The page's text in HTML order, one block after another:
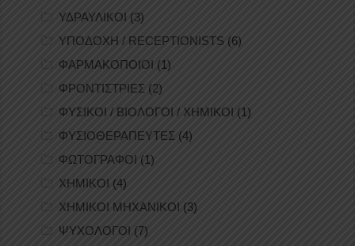
ΥΔΡΑΥΛΙΚΟΙ (3)
ΥΠΟΔΟΧΗ / RECEPTIONISTS (6)
ΦΑΡΜΑΚΟΠΟΙΟΙ (1)
ΦΡΟΝΤΙΣΤΡΙΕΣ (2)
ΦΥΣΙΚΟΙ / ΒΙΟΛΟΓΟΙ / ΧΗΜΙΚΟΙ (1)
ΦΥΣΙΟΘΕΡΑΠΕΥΤΕΣ (4)
ΦΩΤΟΓΡΑΦΟΙ (1)
ΧΗΜΙΚΟΙ (4)
ΧΗΜΙΚΟΙ ΜΗΧΑΝΙΚΟΙ (3)
ΨΥΧΟΛΟΓΟΙ (7)